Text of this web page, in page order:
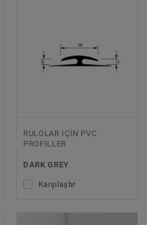
RULOLAR İÇİN PVC
PROFİLLER
DARK GREY
Karşılaştır